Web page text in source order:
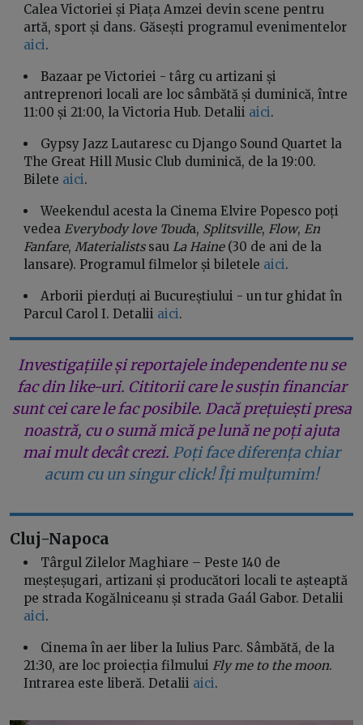
Calea Victoriei și Piața Amzei devin scene pentru
artă, sport și dans. Găsești programul evenimentelor
aici.
Bazaar pe Victoriei - târg cu artizani și
antreprenori locali are loc sâmbătă și duminică, între
11:00 și 21:00, la Victoria Hub. Detalii aici.
Gypsy Jazz Lautaresc cu Django Sound Quartet la
The Great Hill Music Club duminică, de la 19:00.
Bilete aici.
Weekendul acesta la Cinema Elvire Popesco poți
vedea Everybody love Touda, Splitsville, Flow, En
Fanfare, Materialists sau La Haine(30 de ani de la
lansare). Programul filmelor și biletele aici.
Arborii pierduți ai Bucureștiului - un tur ghidat în
Parcul Carol I. Detalii aici.
Investigațiile și reportajele independente nu se
fac din like-uri. Cititorii care le susțin financiar
sunt cei care le fac posibile. Dacă prețuiești presa
noastră, cu o sumă mică pe lună ne poți ajuta
mai mult decât crezi. Poți face diferența chiar
acum cu un singur click! Îți mulțumim!
Cluj-Napoca
Târgul Zilelor Maghiare – Peste 140 de
meșteșugari, artizani și producători locali te așteaptă
pe strada Kogălniceanu și strada Gaál Gabor. Detalii
aici.
Cinema în aer liber la Iulius Parc. Sâmbătă, de la
21:30, are loc proiecția filmului Fly me to the moon.
Intrarea este liberă. Detalii aici.